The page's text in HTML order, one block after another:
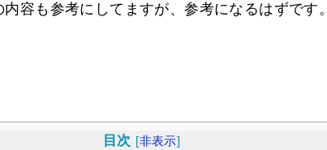
容も参考にしてますが、参考になるはずです。
目次 [非表示]